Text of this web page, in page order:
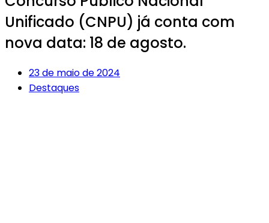
Unificado (CNPU) já conta com
nova data: 18 de agosto.
23 de maio de 2024
Destaques